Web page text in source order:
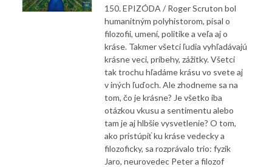
150. EPIZÓDA / Roger Scruton bol
humanitným polyhistorom, písal o
filozofii, umení, politike a veľa aj o
kráse. Takmer všetci ľudia vyhľadávajú
krásne veci, príbehy, zážitky. Všetci
tak trochu hľadáme krásu vo svete aj
v iných ľuďoch. Ale zhodneme sa na
tom, čo je krásne? Je všetko iba
otázkou vkusu a sentimentu alebo
tam je aj hlbšie vysvetlenie? O tom,
ako pristúpiť ku kráse vedecky a
filozoficky, sa rozprávalo trio: fyzik
Jaro, neurovedec Peter a filozof